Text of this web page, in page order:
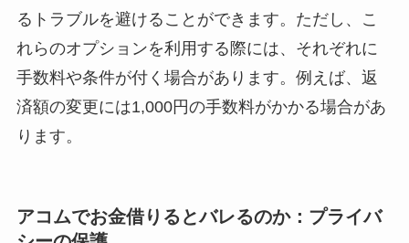
るトラブルを避けることができます。ただし、こ
れらのオプションを利用する際には、それぞれに
手数料や条件が付く場合があります。例えば、返
済額の変更には1,000円の手数料がかかる場合があ
ります。
アコムでお金借りるとバレるのか：プライバ